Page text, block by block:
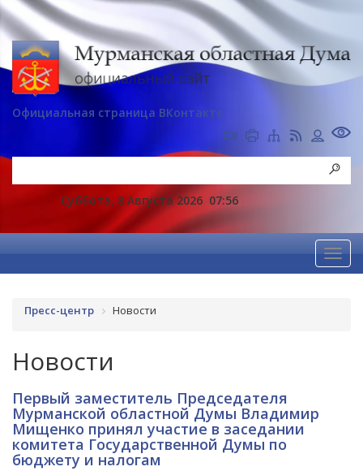
Официальная страница ВКонтакте
Суббота, 8 Августа 2026 07:56
Пресс-центр Новости
Новости
Первый заместитель Председателя
Мурманской областной Думы Владимир
Мищенко принял участие в заседании
комитета Государственной Думы по
бюджету и налогам